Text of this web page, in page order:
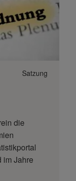
Satzung
die
im Jahre